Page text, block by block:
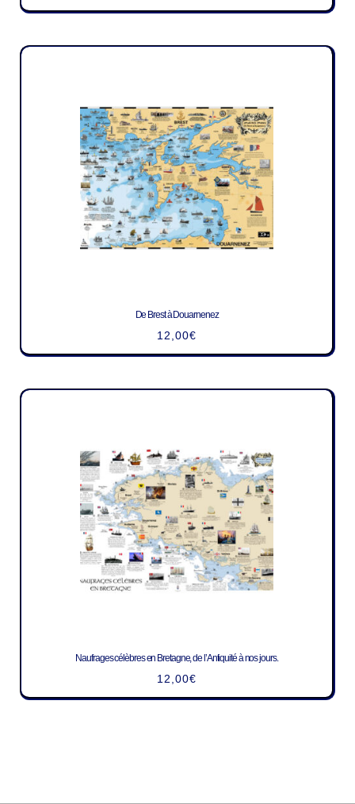
De Brest à Douarnenez
12,00€
Naufrages célèbres en Bretagne, de l’Antiquité à nos jours.
12,00€